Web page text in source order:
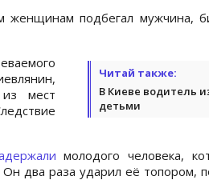
женщинам подбегал мужчина,
Читай также:
В Киеве водитель
детьми
мест
молодого человека,
два раза ударил её топором,